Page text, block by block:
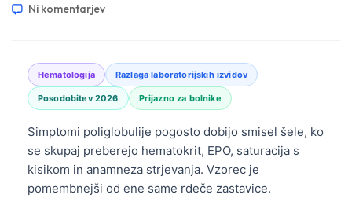
Ni komentarjev
Hematologija Razlaga laboratorijskih izvidov
Posodobitev 2026 Prijazno za bolnike
Simptomi poliglobulije pogosto dobijo smisel šele, ko
se skupaj preberejo hematokrit, EPO, saturacija s
kisikom in anamneza strjevanja. Vzorec je
pomembnejši od ene same rdeče zastavice.